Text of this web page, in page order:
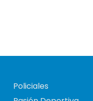
Policiales